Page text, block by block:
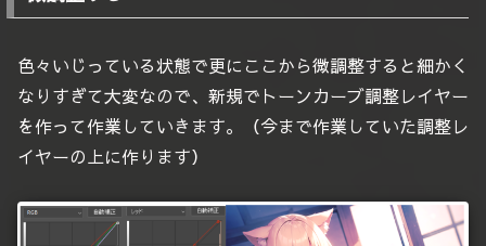
色々いじっている状態で更にここから微調整すると細かく
なりすぎて大変なので、新規でトーンカーブ調整レイヤー
を作って作業していきます。（今まで作業していた調整レ
イヤーの上に作ります）